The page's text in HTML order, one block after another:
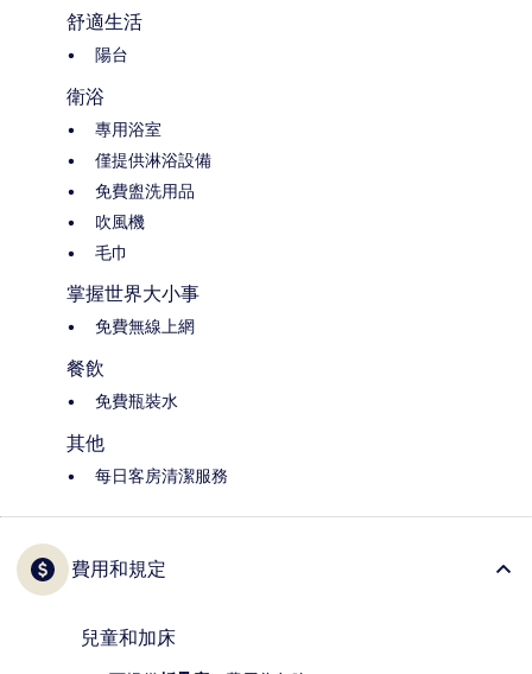
舒適生活
陽台
衛浴
專用浴室
僅提供淋浴設備
免費盥洗用品
吹風機
毛巾
掌握世界大小事
免費無線上網
餐飲
免費瓶裝水
其他
每日客房清潔服務
費用和規定
兒童和加床